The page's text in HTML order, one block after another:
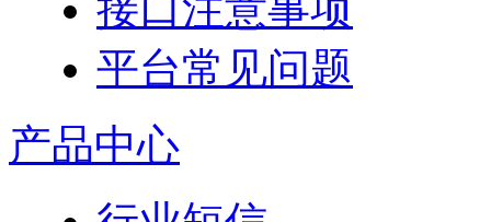
平台常见问题
产品中心